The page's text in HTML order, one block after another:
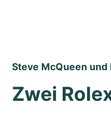
Steve McQueen und
Zwei